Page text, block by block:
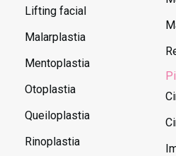
Lifting facial
Malarplastia
Mentoplastia
Otoplastia
Queiloplastia
Rinoplastia